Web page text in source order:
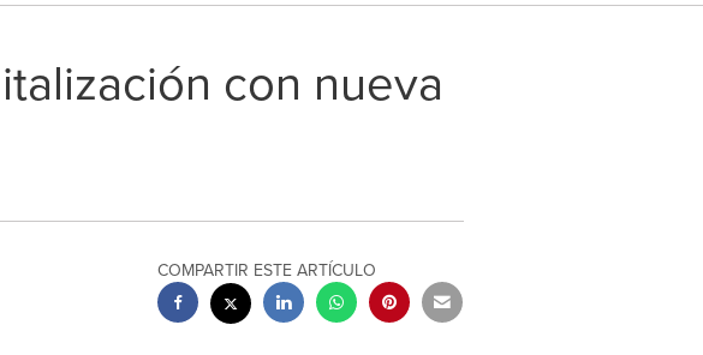
con nueva
COMPARTIR ESTE ARTÍCULO